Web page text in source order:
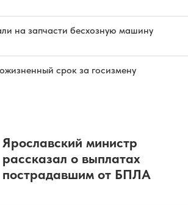
на запчасти бесхозную машину
срок за госизмену
Ярославский министр
рассказал о выплатах
пострадавшим от БПЛА